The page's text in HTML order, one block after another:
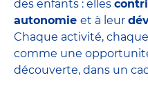
des enfants : elles
autonomie et à leur
Chaque activité,
comme une
découverte, dans un